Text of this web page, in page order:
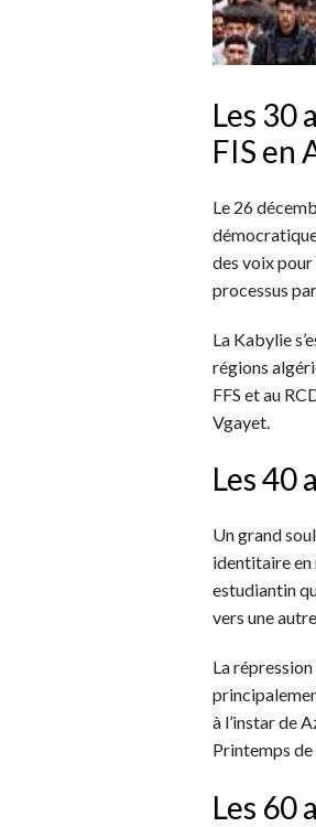
Les 30
FIS en
Le 26
des voix pour
processus
La Kabylie
régions
FFS et au
Vgayet.
Les 40
Un grand
identitaire en
estudiantin
vers une
La
à l’instar de
Printemps
Les 60